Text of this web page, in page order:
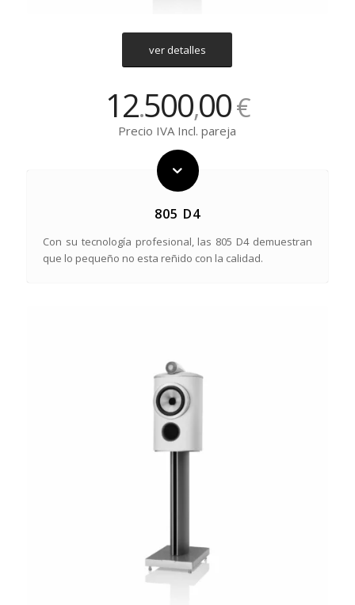
ver detalles
12.500,00€
Precio IVA Incl. pareja
805 D4
Con su tecnología profesional, las 805 D4 demuestran
que lo pequeño no esta reñido con la calidad.